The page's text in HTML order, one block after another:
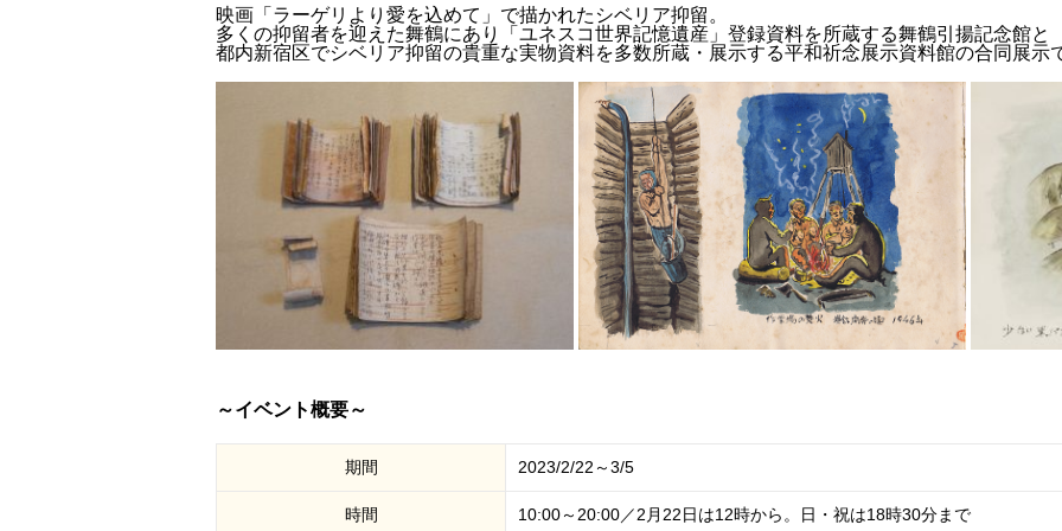
映画「ラーゲリより愛を込めて」で描かれたシベリア抑留。
多くの抑留者を迎えた舞鶴にあり「ユネスコ世界記憶遺産」登録資料を所蔵する舞鶴引揚記念館と
都内新宿区でシベリア抑留の貴重な実物資料を多数所蔵・展示する平和祈念展示資料館の合同展示
～イベント概要～
期間 2023/2/22～3/5
時間 10:00～20:00／2月22日は12時から。日・祝は18時30分まで